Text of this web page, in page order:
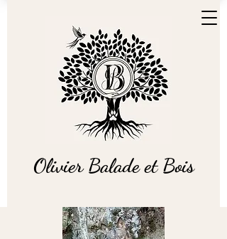
Olivier Balade et Bois